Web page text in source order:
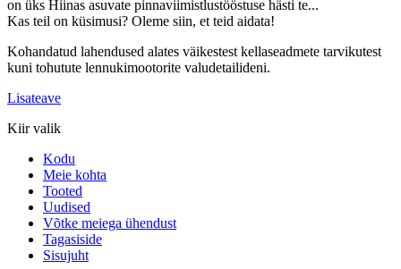
on üks Hiinas asuvate pinnaviimistlustööstuse hästi te...
Kas teil on küsimusi? Oleme siin, et teid aidata!
Kohandatud lahendused alates väikestest kellaseadmete tarvikutest
kuni tohutute lennukimootorite valudetailideni.
Lisateave
Kiir valik
Kodu
Meie kohta
Tooted
Uudised
Võtke meiega ühendust
Tagasiside
Sisujuht